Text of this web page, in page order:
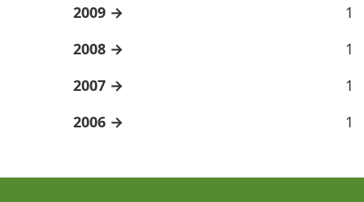
2009
1
2008
1
2007
1
2006
1